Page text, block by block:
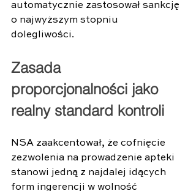
automatycznie zastosował sankcję
o najwyższym stopniu
dolegliwości.
Zasada
proporcjonalności jako
realny standard kontroli
NSA zaakcentował, że cofnięcie
zezwolenia na prowadzenie apteki
stanowi jedną z najdalej idących
form ingerencji w wolność